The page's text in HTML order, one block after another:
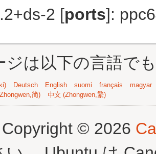
2 [ports]:
ジは以下の言語で
Deutsch English suomi français
magyar
简) 中文 (Zhongwen,繁)
© 2026